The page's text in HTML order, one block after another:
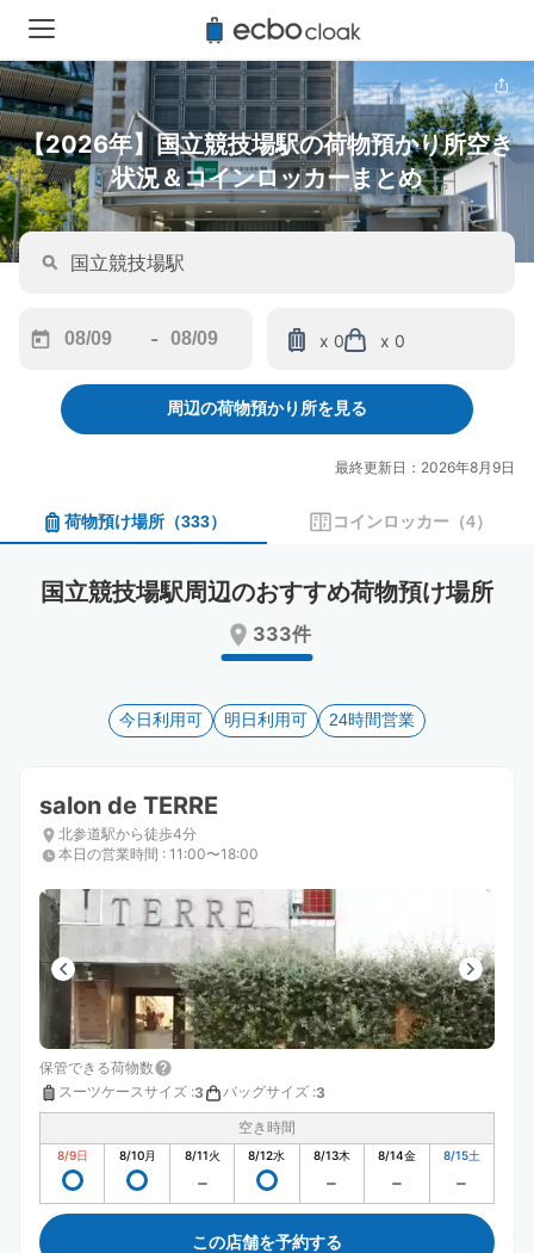
【2026年】国立競技場駅の荷物預かり所空き
状況＆コインロッカーまとめ
forward
interact
calendar
and
a
date.
the
keyboard
shortcuts
for
changing
dates.
-
backward
to
interact
and
a
date.
mark
key
the
keyboard
shortcuts
for
changing
dates.
x 0 x 0
周辺の荷物預かり所を見る
最終更新日：2026年8月9日
荷物預け場所 （333） コインロッカー （4）
国立競技場駅周辺のおすすめ荷物預け場所
333件
今日利用可 明日利用可 24時間営業
salon de TERRE
北参道駅から徒歩4分
本日の営業時間 : 11:00〜18:00
保管できる荷物数
スーツケースサイズ :3 バッグサイズ :3
空き時間
8/9日 8/10月 8/11火 8/12水 8/13木 8/14金 8/15土
この店舗を予約する